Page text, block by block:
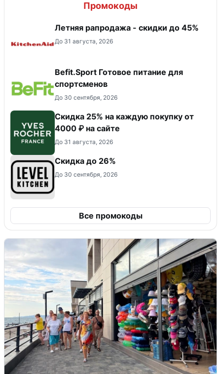
Промокоды
Летняя рапродажа - скидки до 45%
До 31 августа, 2026
Befit.Sport Готовое питание для
спортсменов
До 30 сентября, 2026
Скидка 25% на каждую покупку от
4000 ₽ на сайте
До 31 августа, 2026
Скидка до 26%
До 30 сентября, 2026
Все промокоды